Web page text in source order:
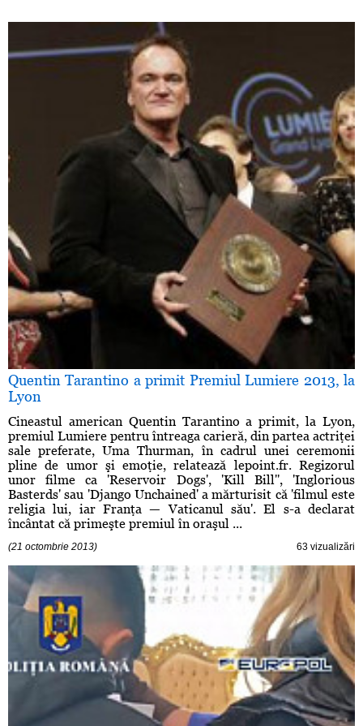
Quentin Tarantino a primit Premiul Lumiere 2013, la
Lyon
Cineastul american Quentin Tarantino a primit, la Lyon,
premiul Lumiere pentru întreaga carieră, din partea actriţei
sale preferate, Uma Thurman, în cadrul unei ceremonii
pline de umor şi emoţie, relatează lepoint.fr. Regizorul
unor filme ca 'Reservoir Dogs', 'Kill Bill'', 'Inglorious
Basterds' sau 'Django Unchained' a mărturisit că 'filmul este
religia lui, iar Franţa — Vaticanul său'. El s-a declarat
încântat că primeşte premiul în oraşul ...
(21 octombrie 2013) 63 vizualizări